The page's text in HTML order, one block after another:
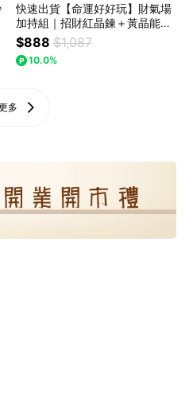
快速出貨【命運好好玩】財氣場
加持組｜招財紅晶鍊＋黃晶能量
香氣噴霧(兩款貼心可自選)
$888 $1,087
10.0%
多